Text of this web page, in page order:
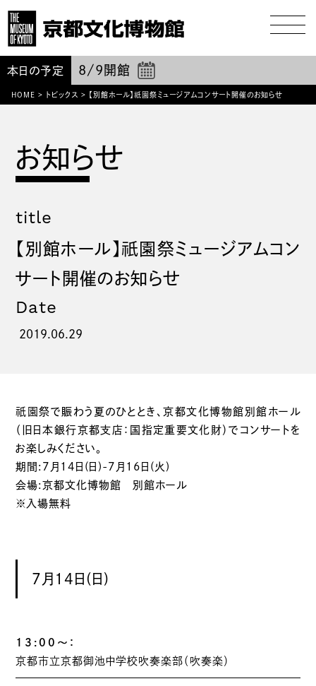
本日の予定 8/9 開館
HOME > トピックス > 【別館ホール】 祇園祭ミュージアムコンサート開催のお知らせ
title
【別館ホール】 祇園祭ミュージアムコン
サート開催のお知らせ
Date
2019.06.29
祇園祭で賑わう夏のひととき、京都文化博物館別館ホール
（旧日本銀行京都支店：国指定重要文化財）でコンサートを
お楽しみください。
期間:7月14日(日)-7月16日(火)
会場:京都文化博物館 別館ホール
※入場無料
7月14日(日)
13:00～：
京都市立京都御池中学校吹奏楽部（吹奏楽）